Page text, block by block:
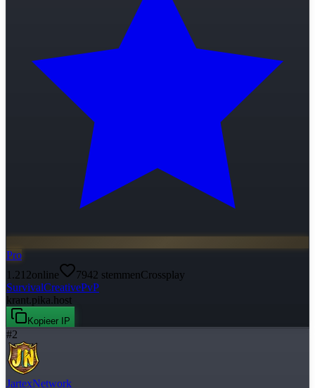
Pro
1.212online 7942 stemmenCrossplay
SurvivalCreativePvP
krant.pika.host
Kopieer IP
#2
JartexNetwork